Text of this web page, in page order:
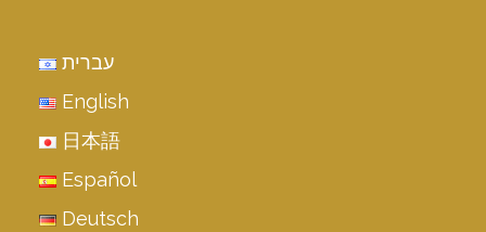
עברית
English
日本語
Español
Deutsch